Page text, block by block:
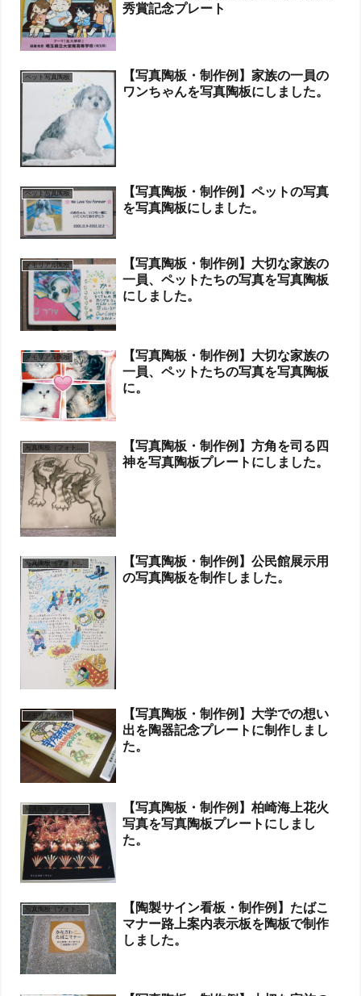
秀賞記念プレート
ペット写真陶板
【写真陶板・制作例】家族の一員の
ワンちゃんを写真陶板にしました。
ペット写真陶板
【写真陶板・制作例】ペットの写真
を写真陶板にしました。
メモリアル陶板
【写真陶板・制作例】大切な家族の
一員、ペットたちの写真を写真陶板
にしました。
メモリアル陶板
【写真陶板・制作例】大切な家族の
一員、ペットたちの写真を写真陶板
に。
写真陶板（フォトセラミックス）
【写真陶板・制作例】方角を司る四
神を写真陶板プレートにしました。
写真陶板（フォトセラミックス）
【写真陶板・制作例】公民館展示用
の写真陶板を制作しました。
メモリアル陶板
【写真陶板・制作例】大学での想い
出を陶器記念プレートに制作しまし
た。
【写真陶板・制作例】柏崎海上花火
写真を写真陶板プレートにしまし
た。
写真陶板（フォトセラミックス）
【陶製サイン看板・制作例】たばこ
マナー路上案内表示板を陶板で制作
しました。